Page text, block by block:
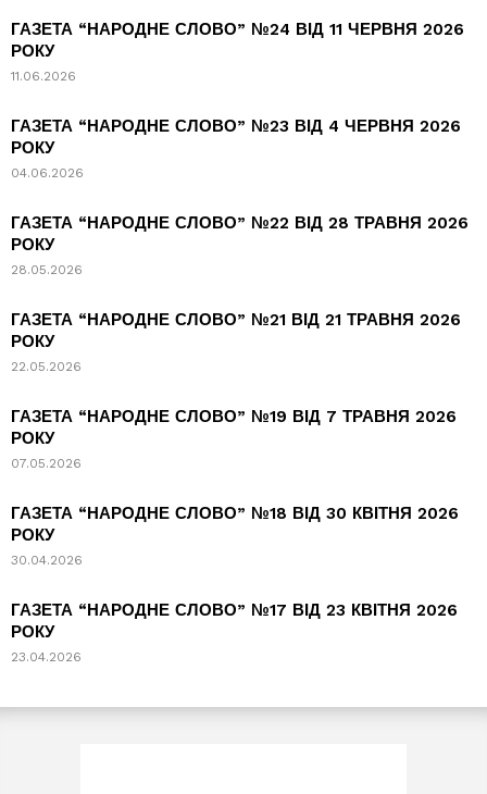
ГАЗЕТА “НАРОДНЕ СЛОВО” №24 ВІД 11 ЧЕРВНЯ 2026
РОКУ
11.06.2026
ГАЗЕТА “НАРОДНЕ СЛОВО” №23 ВІД 4 ЧЕРВНЯ 2026
РОКУ
04.06.2026
ГАЗЕТА “НАРОДНЕ СЛОВО” №22 ВІД 28 ТРАВНЯ 2026
РОКУ
28.05.2026
ГАЗЕТА “НАРОДНЕ СЛОВО” №21 ВІД 21 ТРАВНЯ 2026
РОКУ
22.05.2026
ГАЗЕТА “НАРОДНЕ СЛОВО” №19 ВІД 7 ТРАВНЯ 2026
РОКУ
07.05.2026
ГАЗЕТА “НАРОДНЕ СЛОВО” №18 ВІД 30 КВІТНЯ 2026
РОКУ
30.04.2026
ГАЗЕТА “НАРОДНЕ СЛОВО” №17 ВІД 23 КВІТНЯ 2026
РОКУ
23.04.2026